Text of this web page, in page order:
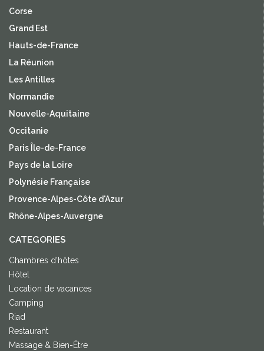
Corse
Grand Est
Hauts-de-France
La Réunion
Les Antilles
Normandie
Nouvelle-Aquitaine
Occitanie
Paris Île-de-France
Pays de la Loire
Polynésie Française
Provence-Alpes-Côte d'Azur
Rhône-Alpes-Auvergne
CATEGORIES
Chambres d'hôtes
Hôtel
Location de vacances
Camping
Riad
Restaurant
Massage & Bien-Être